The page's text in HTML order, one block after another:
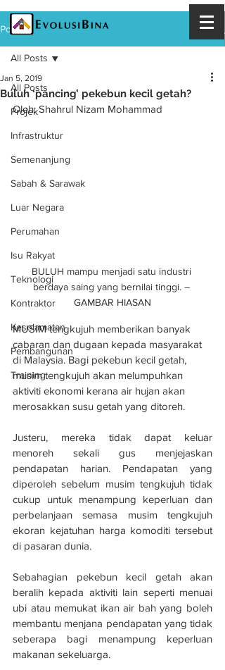
Post
All Posts
Projek
Infrastruktur
Semenanjung
Sabah & Sarawak
Luar Negara
Perumahan
Isu Rakyat
Teknologi
Kontraktor
Keselamatan
Pembangunan
Training
All Posts
Buluh ‘pancing’ pekebun kecil getah?
Jan 5, 2019
Oleh: Shahrul Nizam Mohammad
BULUH mampu menjadi satu industri
berdaya saing yang bernilai tinggi. –
GAMBAR HIASAN
MUSIM tengkujuh memberikan banyak
cabaran dan dugaan kepada masyarakat
di Malaysia. Bagi pekebun kecil getah,
musim tengkujuh akan melumpuhkan
aktiviti ekonomi kerana air hujan akan
merosakkan susu getah yang ditoreh.
Justeru, mereka tidak dapat keluar
menoreh sekali gus menjejaskan
pendapatan harian. Pendapatan yang
diperoleh sebelum musim tengkujuh tidak
cukup untuk menampung keperluan dan
perbelanjaan semasa musim tengkujuh
ekoran kejatuhan harga komoditi tersebut
di pasaran dunia.
Sebahagian pekebun kecil getah akan
beralih kepada aktiviti lain seperti menuai
ubi atau memukat ikan air bah yang boleh
membantu menjana pendapatan yang tidak
seberapa bagi menampung keperluan
makanan sekeluarga.